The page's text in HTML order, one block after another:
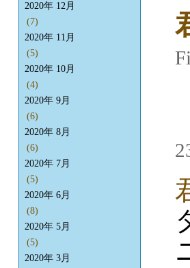
2020年 12月
(7)
2020年 11月
(5)
2020年 10月
(4)
2020年 9月
(6)
2020年 8月
(6)
2020年 7月
(5)
2020年 6月
(8)
2020年 5月
(5)
2020年 3月